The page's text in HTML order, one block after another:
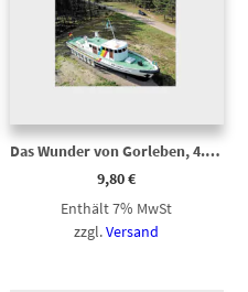
Das Wunder von Gorleben, 4. Auflage
9,80€
Enthält 7% MwSt
zzgl.Versand